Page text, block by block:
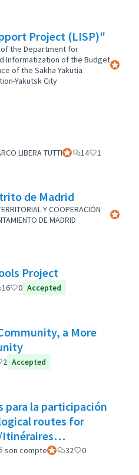
Project (LISP)"
of the Department for
Informatization of the Budget
of the Sakha Yakutia
Yakutsk City
LIBERA TUTTIParticipant officiel
14 1
de Madrid
Y COOPERACIÓN
DE MADRID
Project
officiel
16 0 Accepted
a More
officiel
2 Accepted
para la participación
routes for
la participation
son compteParticipant officiel
32 0